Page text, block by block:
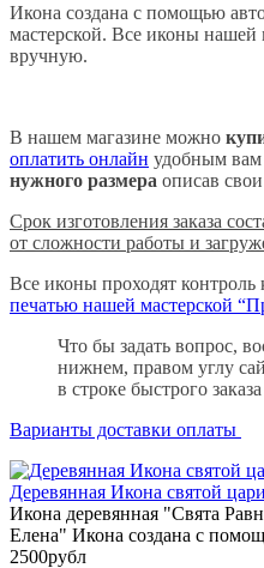
Икона создана с помощью
мастерской. Все иконы нашей
вручную.
В нашем магазине можно
оплатить онлайн удобным
нужного размера описав
Срок изготовления заказа
от сложности работы и
Все иконы проходят контроль
печатью нашей мастерской
Что бы задать вопрос,
нижнем, правом углу
в строке быстрого
Варианты доставки оплаты
Деревянная Икона святой
Икона деревянная "Свята
Елена" Икона создана с
2500рубл